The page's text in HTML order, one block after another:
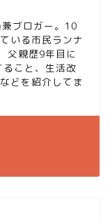
ブロガー。10
いる市民ランナ
父親歴9年目に
こと、生活改
どを紹介してま